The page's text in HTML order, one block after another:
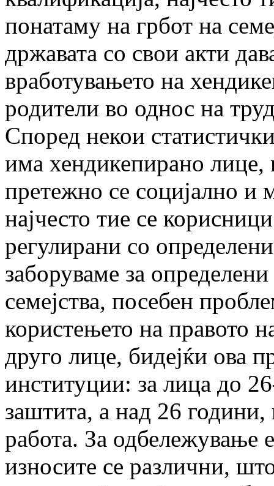
понатаму на грбот на
државата со свои акти
вработувањето на
родители во однос на
Според некои
има хендикепирано лице,
претежно се социјално и
најчесто тие се
регулирани со
заборуваме за
семејства, посебен
користењето на правото
друго лице, бидејќи ова
институции: за лица до
заштита, а над 26 години,
работа. За одбележување
износите се различни,